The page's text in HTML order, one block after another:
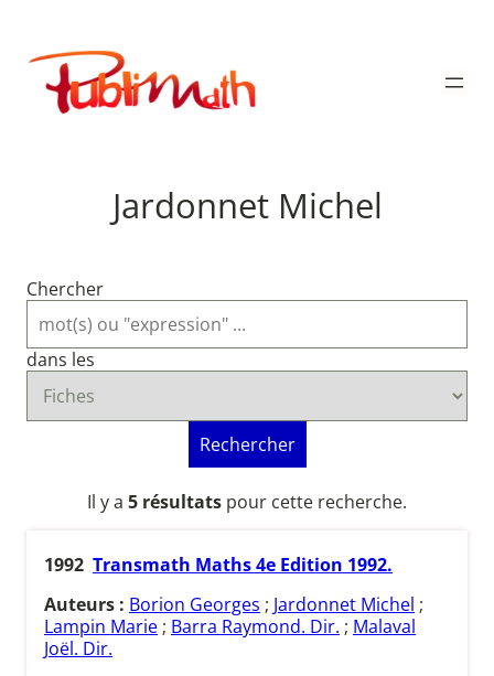
contenu
Publimath
Jardonnet Michel
Chercher
dans les
Rechercher
Il y a 5 résultats pour cette recherche.
1992 Transmath Maths 4e Edition 1992.
Auteurs : Borion Georges ; Jardonnet Michel ;
Lampin Marie ; Barra Raymond. Dir. ; Malaval
Joël. Dir.